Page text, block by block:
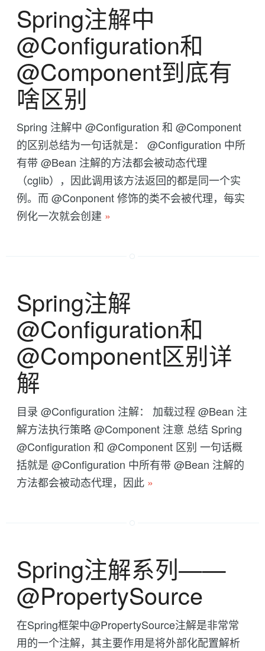
Spring注解中
@Configuration和
@Component到底有
啥区别
Spring 注解中 @Configuration 和 @Component
的区别总结为一句话就是： @Configuration 中所
有带 @Bean 注解的方法都会被动态代理
（cglib），因此调用该方法返回的都是同一个实
例。而 @Conponent 修饰的类不会被代理，每实
例化一次就会创建 »
Spring注解
@Configuration和
@Component区别详
解
目录 @Configuration 注解： 加载过程 @Bean 注
解方法执行策略 @Component 注意 总结 Spring
@Configuration 和 @Component 区别 一句话概
括就是 @Configuration 中所有带 @Bean 注解的
方法都会被动态代理，因此 »
Spring注解系列——
@PropertySource
在Spring框架中@PropertySource注解是非常常
用的一个注解，其主要作用是将外部化配置解析